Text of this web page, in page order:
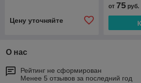
Цену уточняйте
от 75руб.
О нас
Рейтинг не сформирован
Менее 5 отзывов за последний год